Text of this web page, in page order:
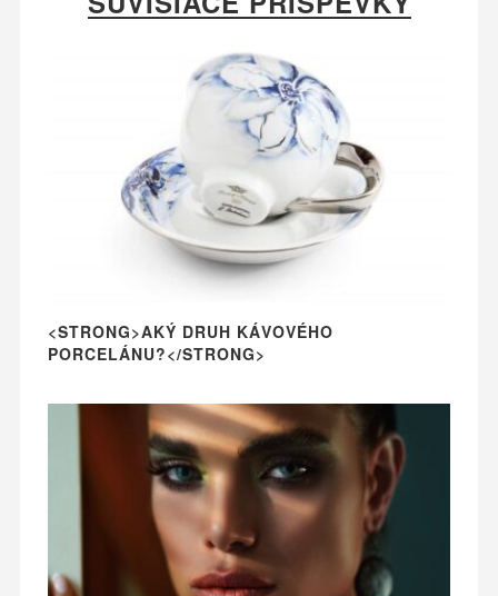
<STRONG>AKÝ DRUH KÁVOVÉHO
PORCELÁNU?</STRONG>